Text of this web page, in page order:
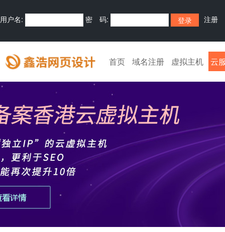
用户名: 密 码: 注册
首页 域名注册 虚拟主机 云